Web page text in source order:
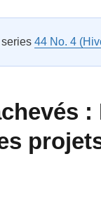
44 No. 4
: